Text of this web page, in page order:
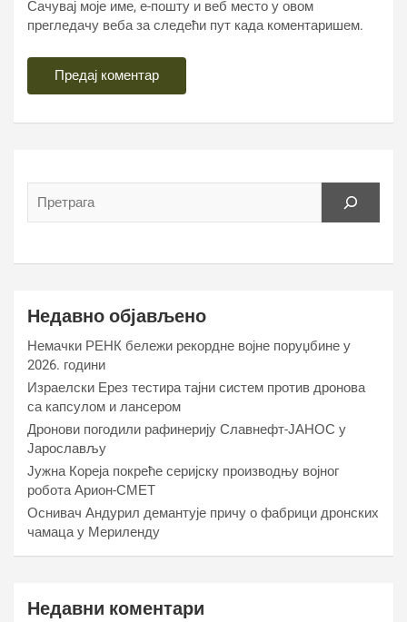
Сачувај моје име, е-пошту и веб место у овом
прегледачу веба за следећи пут када коментаришем.
Недавно објављено
Немачки РЕНК бележи рекордне војне поруџбине у
2026. години
Израелски Ерез тестира тајни систем против дронова
са капсулом и лансером
Дронови погодили рафинерију Славнефт-ЈАНОС у
Јарослављу
Јужна Кореја покреће серијску производњу војног
робота Арион-СМЕТ
Оснивач Андурил демантује причу о фабрици дронских
чамаца у Мериленду
Недавни коментари